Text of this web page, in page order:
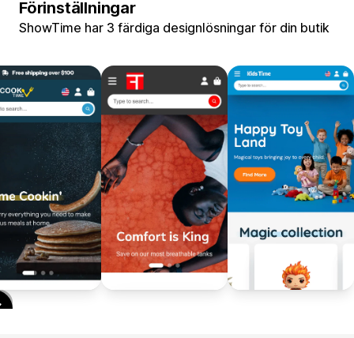
Förinställningar
ShowTime har 3 färdiga designlösningar för din butik